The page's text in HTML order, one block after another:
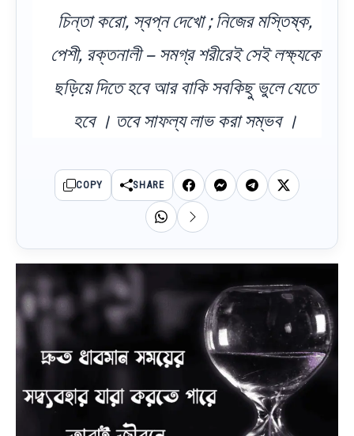
চিন্তা করো, স্বপ্ন দেখো ; নিজের মস্তিষ্ক,
পেশী, রক্তনালী – সমগ্র শরীরেই সেই লক্ষ্যকে
ছড়িয়ে দিতে হবে আর বাকি সবকিছু ভুলে যেতে
হবে । তবে সাফল্য লাভ করা সম্ভব ।
COPY SHARE